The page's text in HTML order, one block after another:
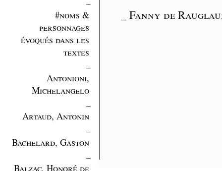
#noms &
personnages
évoqués dans les
textes
Antonioni,
Michelangelo
Artaud, Antonin
Bachelard, Gaston
Balzac, Honoré de
_ Fanny de